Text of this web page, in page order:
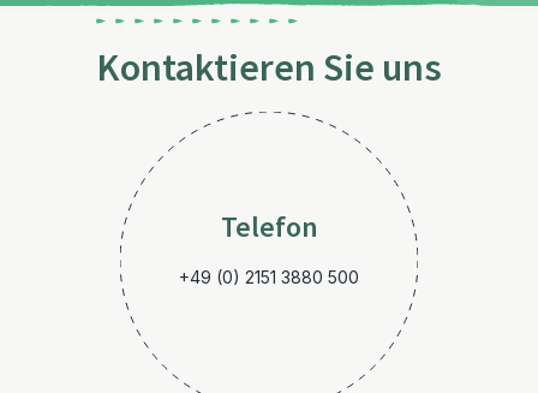
Kontaktieren Sie uns
Telefon
+49 (0) 2151 3880 500